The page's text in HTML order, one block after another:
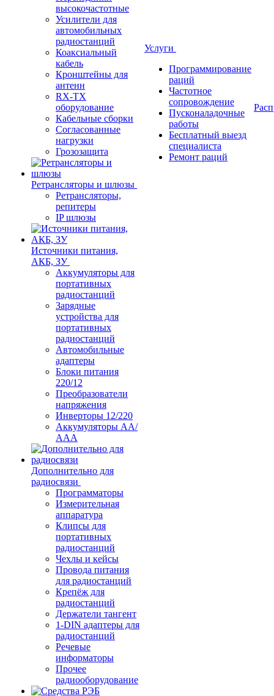
высокочастотные
Усилители для
автомобильных
радиостанций
Коаксиальный
кабель
Кронштейны для
антенн
RX-TX
оборудование
Кабельные сборки
Согласованные
нагрузки
Грозозащита
Ретрансляторы и шлюзы
Ретрансляторы,
репитеры
IP шлюзы
Источники питания,
АКБ, ЗУ
Аккумуляторы для
портативных
радиостанций
Зарядные
устройства для
портативных
радиостанций
Автомобильные
адаптеры
Блоки питания
220/12
Преобразователи
напряжения
Инверторы 12/220
Аккумуляторы АА/
ААА
Дополнительно для
радиосвязи
Программаторы
Измерительная
аппаратура
Клипсы для
портативных
радиостанций
Чехлы и кейсы
Провода питания
для радиостанций
Крепёж для
радиостанций
Держатели тангент
1-DIN адаптеры для
радиостанций
Речевые
информаторы
Прочее
радиооборудование
Услуги
Программирование
раций
Частотное
сопровождение
Пусконаладочные
работы
Бесплатный выезд
специалиста
Ремонт раций